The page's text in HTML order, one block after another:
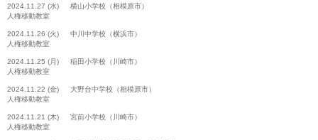
2024.11.27 (水) 横山小学校（相模原市）
人権移動教室
2024.11.26 (火) 中川中学校（横浜市）
人権移動教室
2024.11.25 (月) 稲田小学校（川崎市）
人権移動教室
2024.11.22 (金) 大野台中学校（相模原市）
人権移動教室
2024.11.21 (木) 宮前小学校（川崎市）
人権移動教室